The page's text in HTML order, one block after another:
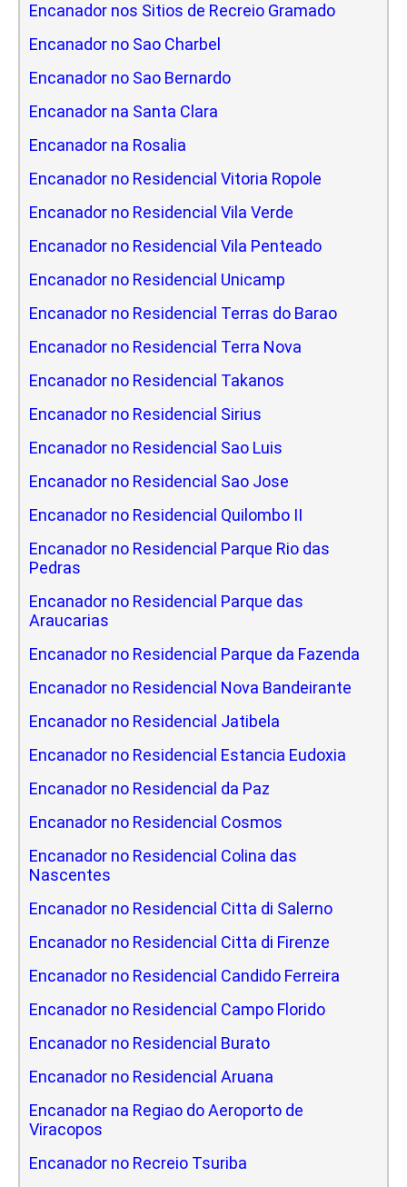
Encanador nos Sitios de Recreio Gramado
Encanador no Sao Charbel
Encanador no Sao Bernardo
Encanador na Santa Clara
Encanador na Rosalia
Encanador no Residencial Vitoria Ropole
Encanador no Residencial Vila Verde
Encanador no Residencial Vila Penteado
Encanador no Residencial Unicamp
Encanador no Residencial Terras do Barao
Encanador no Residencial Terra Nova
Encanador no Residencial Takanos
Encanador no Residencial Sirius
Encanador no Residencial Sao Luis
Encanador no Residencial Sao Jose
Encanador no Residencial Quilombo II
Encanador no Residencial Parque Rio das
Pedras
Encanador no Residencial Parque das
Araucarias
Encanador no Residencial Parque da Fazenda
Encanador no Residencial Nova Bandeirante
Encanador no Residencial Jatibela
Encanador no Residencial Estancia Eudoxia
Encanador no Residencial da Paz
Encanador no Residencial Cosmos
Encanador no Residencial Colina das
Nascentes
Encanador no Residencial Citta di Salerno
Encanador no Residencial Citta di Firenze
Encanador no Residencial Candido Ferreira
Encanador no Residencial Campo Florido
Encanador no Residencial Burato
Encanador no Residencial Aruana
Encanador na Regiao do Aeroporto de
Viracopos
Encanador no Recreio Tsuriba